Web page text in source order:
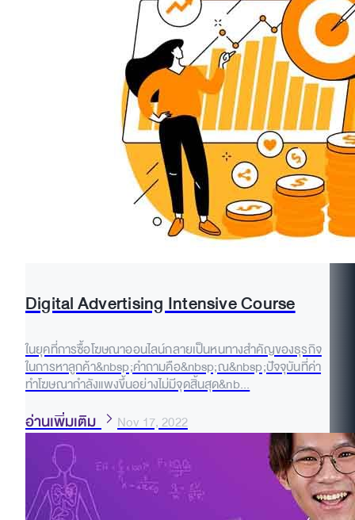
Digital Advertising Intensive Course
ในยุคที่การซื้อโฆษณาออนไลน์กลายเป็นหนทางสำคัญของธุรกิจ
ในการหาลูกค้า&nbsp;คำถามคือ&nbsp;ณ&nbsp;ปัจจุบันที่ค่า
ทำโฆษณากำลังแพงขึ้นอย่างไม่มีจุดสิ้นสุด&nb...
อ่านเพิ่มเติม Nov 17, 2022